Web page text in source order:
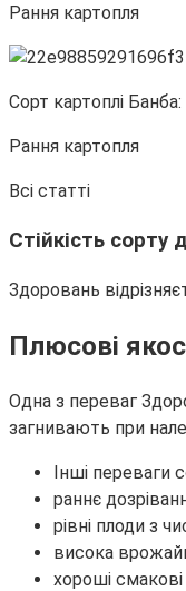
Рання картопля
Сорт картоплі
Рання картопля
Всі статті
Стійкість сорту
Здоровань
Плюсові
Одна з переваг
загнивають при
Інші переваги
раннє
рівні плоди з
висока
хороші смакові